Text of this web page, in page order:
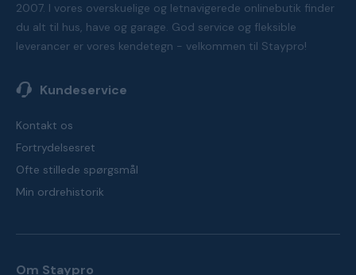
2007. I vores overskuelige og letnavigerede onlinebutik finder
du alt til hus, have og garage. God service og fleksible
leverancer er vores kendetegn - velkommen til Staypro!
Kundeservice
Kontakt os
Fortrydelsesret
Ofte stillede spørgsmål
Min ordrehistorik
Om Staypro